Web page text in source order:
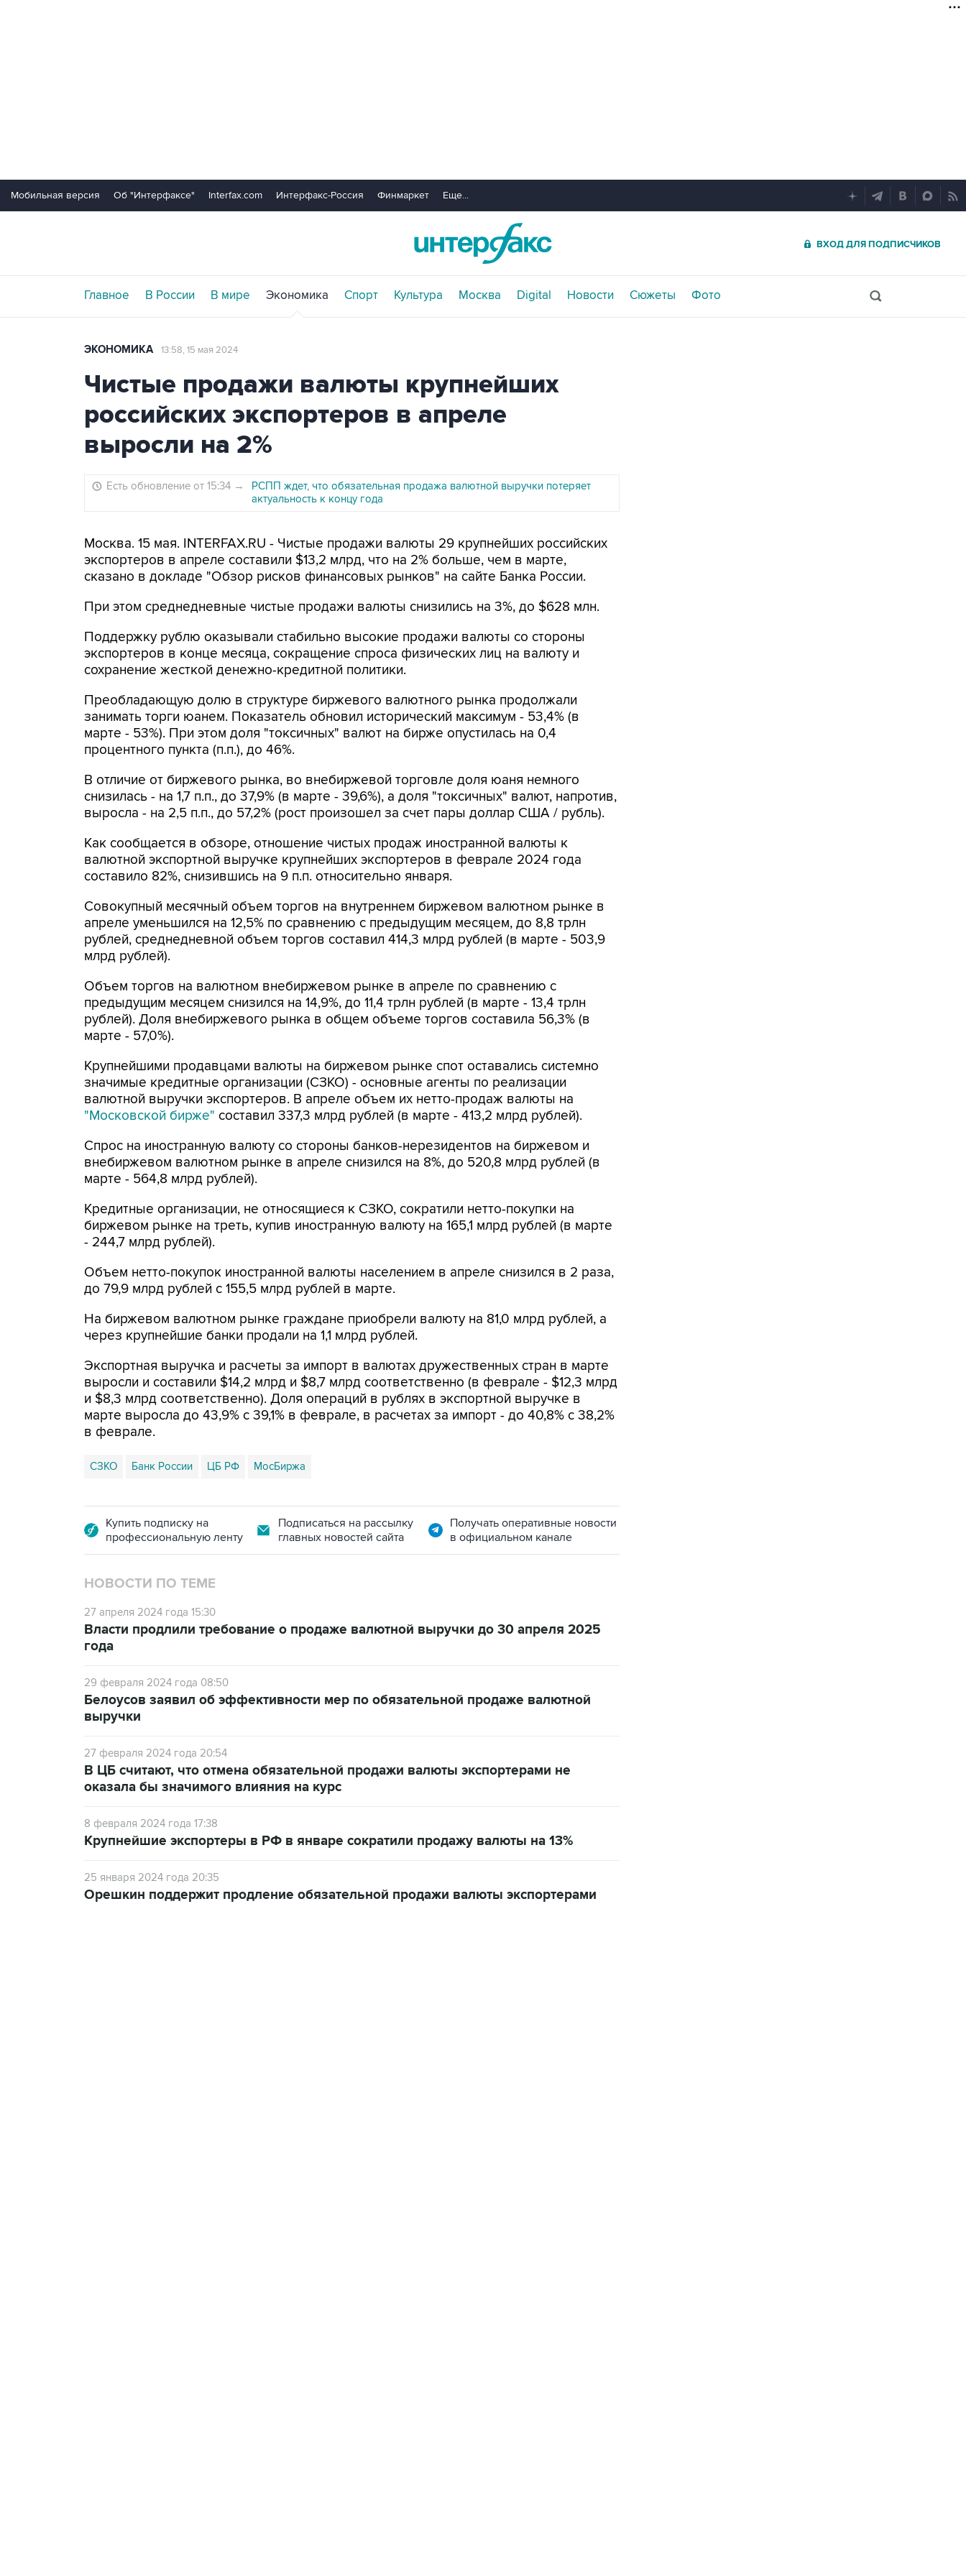
Мобильная версия Об "Интерфаксе" Interfax.com Интерфакс-Россия Финмаркет Еще...
ВХОД ДЛЯ ПОДПИСЧИКОВ
Главное В России В мире Экономика Спорт Культура Москва Digital Новости Сюжеты Фото
ЭКОНОМИКА 13:58, 15 мая 2024
Чистые продажи валюты крупнейших
российских экспортеров в апреле
выросли на 2%
Есть обновление от 15:34 →
РСПП ждет, что обязательная продажа валютной выручки потеряет
актуальность к концу года
Москва. 15 мая. INTERFAX.RU - Чистые продажи валюты 29 крупнейших российских
экспортеров в апреле составили $13,2 млрд, что на 2% больше, чем в марте,
сказано в докладе "Обзор рисков финансовых рынков" на сайте Банка России.
При этом среднедневные чистые продажи валюты снизились на 3%, до $628 млн.
Поддержку рублю оказывали стабильно высокие продажи валюты со стороны
экспортеров в конце месяца, сокращение спроса физических лиц на валюту и
сохранение жесткой денежно-кредитной политики.
Преобладающую долю в структуре биржевого валютного рынка продолжали
занимать торги юанем. Показатель обновил исторический максимум - 53,4% (в
марте - 53%). При этом доля "токсичных" валют на бирже опустилась на 0,4
процентного пункта (п.п.), до 46%.
В отличие от биржевого рынка, во внебиржевой торговле доля юаня немного
снизилась - на 1,7 п.п., до 37,9% (в марте - 39,6%), а доля "токсичных" валют, напротив,
выросла - на 2,5 п.п., до 57,2% (рост произошел за счет пары доллар США / рубль).
Как сообщается в обзоре, отношение чистых продаж иностранной валюты к
валютной экспортной выручке крупнейших экспортеров в феврале 2024 года
составило 82%, снизившись на 9 п.п. относительно января.
Совокупный месячный объем торгов на внутреннем биржевом валютном рынке в
апреле уменьшился на 12,5% по сравнению с предыдущим месяцем, до 8,8 трлн
рублей, среднедневной объем торгов составил 414,3 млрд рублей (в марте - 503,9
млрд рублей).
Объем торгов на валютном внебиржевом рынке в апреле по сравнению с
предыдущим месяцем снизился на 14,9%, до 11,4 трлн рублей (в марте - 13,4 трлн
рублей). Доля внебиржевого рынка в общем объеме торгов составила 56,3% (в
марте - 57,0%).
Крупнейшими продавцами валюты на биржевом рынке спот оставались системно
значимые кредитные организации (СЗКО) - основные агенты по реализации
валютной выручки экспортеров. В апреле объем их нетто-продаж валюты на
"Московской бирже" составил 337,3 млрд рублей (в марте - 413,2 млрд рублей).
Спрос на иностранную валюту со стороны банков-нерезидентов на биржевом и
внебиржевом валютном рынке в апреле снизился на 8%, до 520,8 млрд рублей (в
марте - 564,8 млрд рублей).
Кредитные организации, не относящиеся к СЗКО, сократили нетто-покупки на
биржевом рынке на треть, купив иностранную валюту на 165,1 млрд рублей (в марте
- 244,7 млрд рублей).
Объем нетто-покупок иностранной валюты населением в апреле снизился в 2 раза,
до 79,9 млрд рублей с 155,5 млрд рублей в марте.
На биржевом валютном рынке граждане приобрели валюту на 81,0 млрд рублей, а
через крупнейшие банки продали на 1,1 млрд рублей.
Экспортная выручка и расчеты за импорт в валютах дружественных стран в марте
выросли и составили $14,2 млрд и $8,7 млрд соответственно (в феврале - $12,3 млрд
и $8,3 млрд соответственно). Доля операций в рублях в экспортной выручке в
марте выросла до 43,9% с 39,1% в феврале, в расчетах за импорт - до 40,8% с 38,2%
в феврале.
СЗКО Банк России ЦБ РФ МосБиржа
Купить подписку на
профессиональную ленту
Подписаться на рассылку
главных новостей сайта
Получать оперативные новости
в официальном канале
НОВОСТИ ПО ТЕМЕ
27 апреля 2024 года 15:30
Власти продлили требование о продаже валютной выручки до 30 апреля 2025
года
29 февраля 2024 года 08:50
Белоусов заявил об эффективности мер по обязательной продаже валютной
выручки
27 февраля 2024 года 20:54
В ЦБ считают, что отмена обязательной продажи валюты экспортерами не
оказала бы значимого влияния на курс
8 февраля 2024 года 17:38
Крупнейшие экспортеры в РФ в январе сократили продажу валюты на 13%
25 января 2024 года 20:35
Орешкин поддержит продление обязательной продажи валюты экспортерами